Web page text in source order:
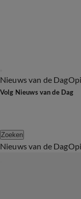
Nieuws van de Dag
Volg Nieuws van de Dag
Zoeken
Nieuws van de Dag